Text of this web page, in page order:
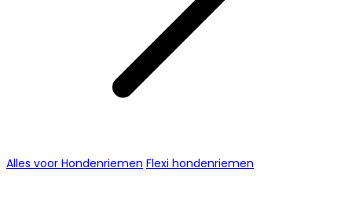
Alles voor Hondenriemen Flexi hondenriemen